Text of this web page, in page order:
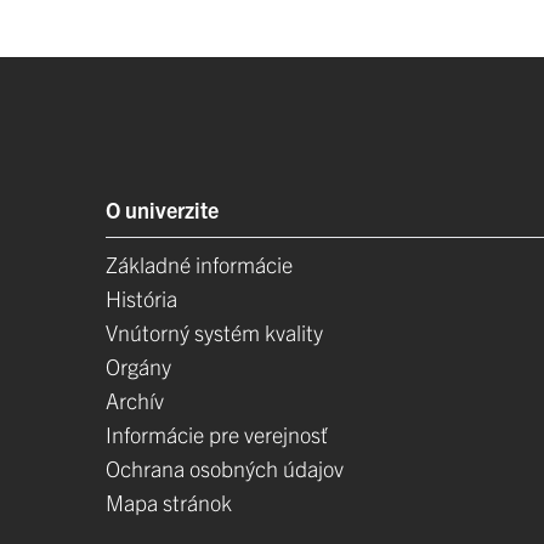
O univerzite
Základné informácie
História
Vnútorný systém kvality
Orgány
Archív
Informácie pre verejnosť
Ochrana osobných údajov
Mapa stránok